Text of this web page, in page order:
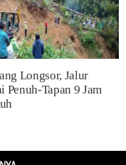
Longsor, Jalur
Penuh-Tapan 9 Jam